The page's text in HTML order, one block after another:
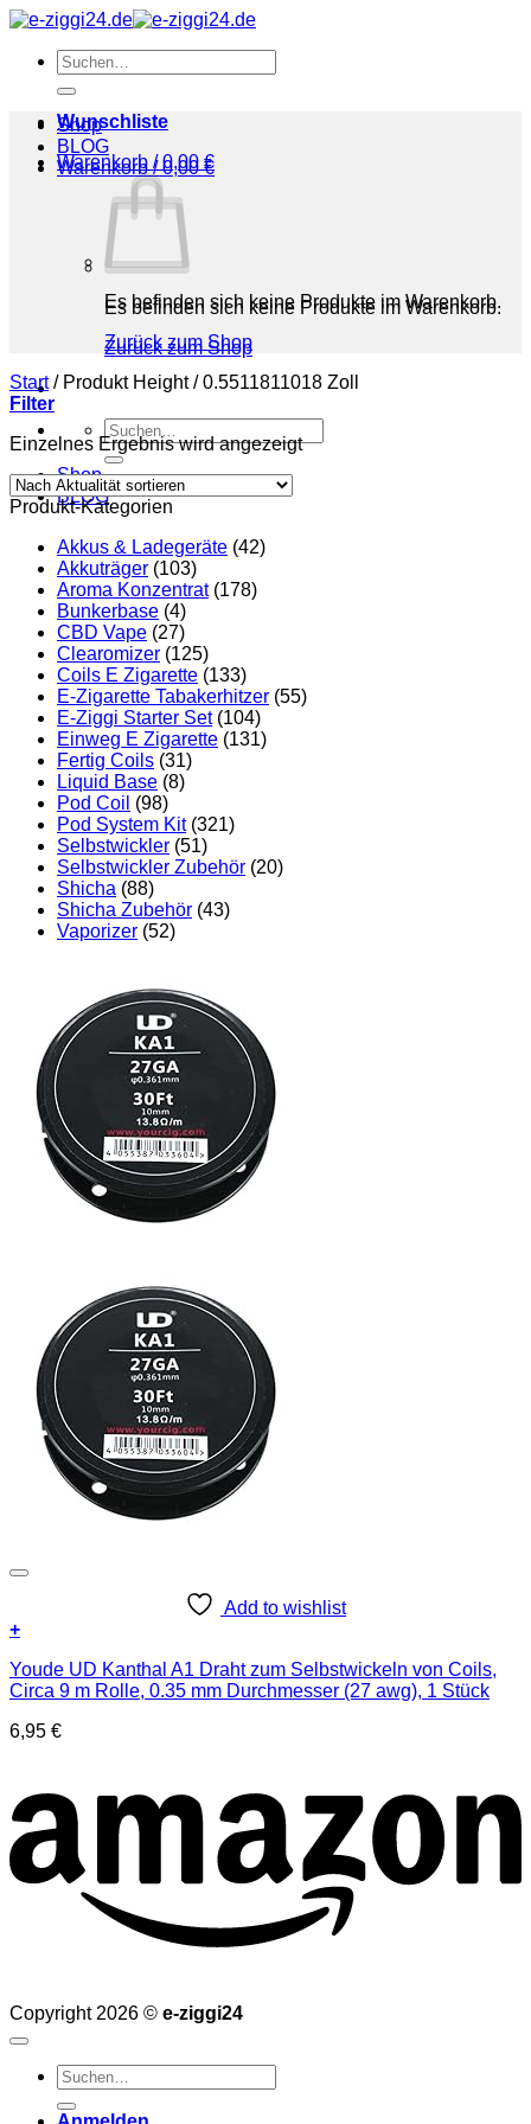
Zum
springenSuchen
nach:
Shop
BLOG
Warenkorb /0,00€
Es befinden sich keine Produkte im Warenkorb.
Zurück zum Shop
Suchen
nach:
Shop
BLOG
Wunschliste
Warenkorb /0,00 €
Es befinden sich keine Produkte im Warenkorb.
Zurück zum Shop
Start /Produkt Height/0.5511811018 Zoll
Filter
Einzelnes Ergebnis wird angezeigt
Produkt-Kategorien
Akkus & Ladegeräte (42)
Akkuträger (103)
Aroma Konzentrat (178)
Bunkerbase (4)
CBD Vape (27)
Clearomizer (125)
Coils E Zigarette (133)
E-Zigarette Tabakerhitzer (55)
E-Ziggi Starter Set (104)
Einweg E Zigarette (131)
Fertig Coils (31)
Liquid Base (8)
Pod Coil (98)
Pod System Kit (321)
Selbstwickler (51)
Selbstwickler Zubehör (20)
Shicha (88)
Shicha Zubehör (43)
Vaporizer (52)
Add to wishlist
+
Youde UD Kanthal A1 Draht zum Selbstwickeln von Coils,
Circa 9 m Rolle, 0.35 mm Durchmesser (27 awg), 1 Stück
6,95 €
Copyright 2026 © e-ziggi24
Suchen
nach: